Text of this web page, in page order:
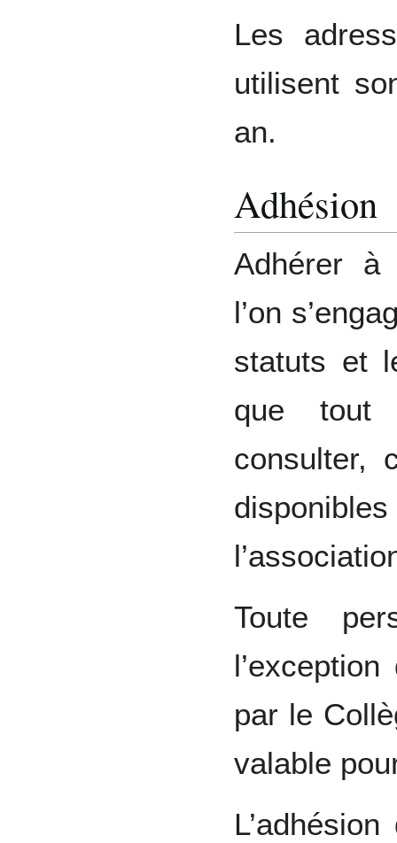
Les
utilisent
an.
Adhésion
Adhérer à
l’on
statuts et
que tout
consulter,
Toute
par le
valable